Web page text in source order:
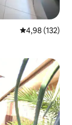
Průměrné
4,98 (132)